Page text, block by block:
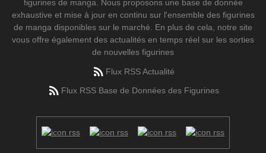
figurines de manga. Nous proposons une base de donnée
exhaustive et mise à jour en continu sur l'ensemble des figurines
de manga disponibles sur le marché. En plus de cela, notre site
vous offre également des actualités en temps réel sur les sorties
de nouvelles figurines
Flux RSS Actualité
Flux RSS Base de Données des Figurines